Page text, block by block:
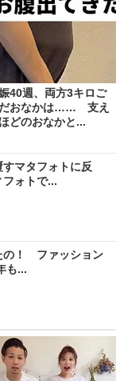
40週、両方3キロご
だおなかは…… 支え
どのおなかと...
マタフォトに反
ォトで...
の！ ファッション
も...